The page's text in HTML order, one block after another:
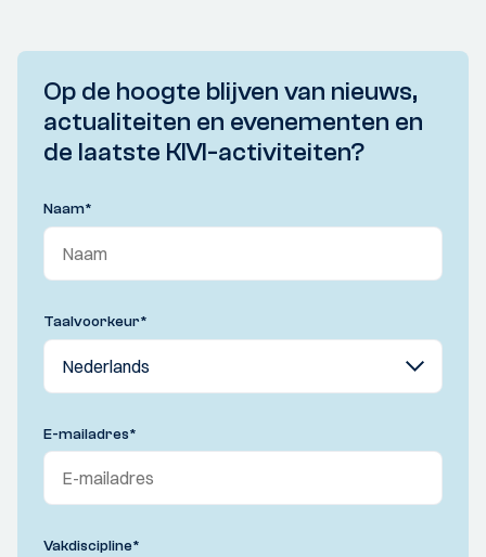
Op de hoogte blijven van nieuws,
actualiteiten en evenementen en
de laatste KIVI-activiteiten?
Naam*
Taalvoorkeur*
E-mailadres*
Vakdiscipline*